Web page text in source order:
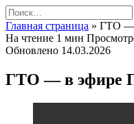
Перейти
к
содержанию
Search
for:
Главная страница » ГТО —
На чтение 1 мин
Обновлено 14.03.2026
ГТО — в эфире